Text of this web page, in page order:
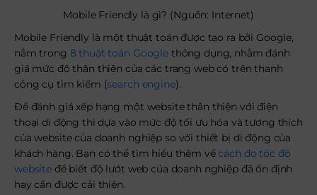
Mobile Friendly là gì? (Nguồn: Internet)
Mobile Friendly là một thuật toán được tạo ra bởi Google,
nằm trong 8 thuật toán Googlethông dụng, nhằm đánh
giá mức độ thân thiện của các trang web có trên thanh
công cụ tìm kiếm (search engine).
Để đánh giá xếp hạng một website thân thiện với điện
thoại di động thì dựa vào mức độ tối ưu hóa và tương thích
của website của doanh nghiệp so với thiết bị di động của
khách hàng. Bạn có thể tìm hiểu thêm vềcách đo tốc độ
website để biết độ lướt web của doanh nghiệp đã ổn định
hay cần được cải thiện.